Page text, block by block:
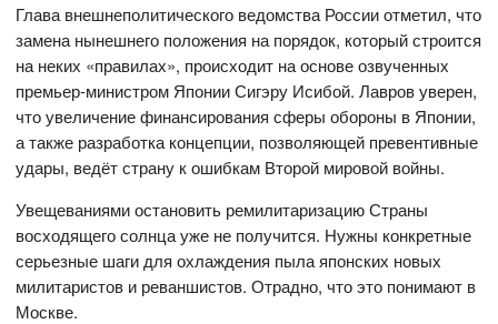
Глава внешнеполитического ведомства России отметил, что
замена нынешнего положения на порядок, который строится
на неких «правилах», происходит на основе озвученных
премьер-министром Японии Сигэру Исибой. Лавров уверен,
что увеличение финансирования сферы обороны в Японии,
а также разработка концепции, позволяющей превентивные
удары, ведёт страну к ошибкам Второй мировой войны.
Увещеваниями остановить ремилитаризацию Страны
восходящего солнца уже не получится. Нужны конкретные
серьезные шаги для охлаждения пыла японских новых
милитаристов и реваншистов. Отрадно, что это понимают в
Москве.